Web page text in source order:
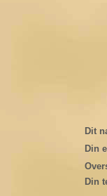
Dit
Din
Din